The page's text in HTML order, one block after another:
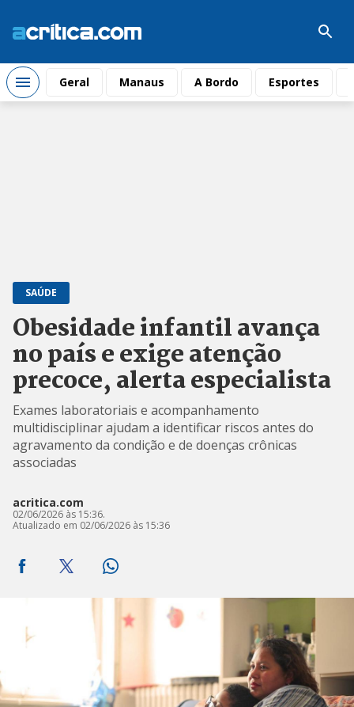
Geral Manaus A Bordo Esportes
SAÚDE
Obesidade infantil avança
no país e exige atenção
precoce, alerta especialista
Exames laboratoriais e acompanhamento
multidisciplinar ajudam a identificar riscos antes do
agravamento da condição e de doenças crônicas
associadas
acritica.com
02/06/2026 às 15:36.
Atualizado em 02/06/2026 às 15:36